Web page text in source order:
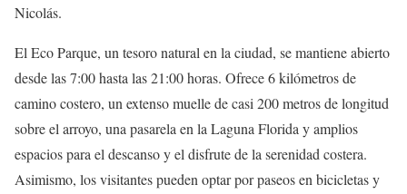
Nicolás.
El Eco Parque, un tesoro natural en la ciudad, se mantiene abierto
desde las 7:00 hasta las 21:00 horas. Ofrece 6 kilómetros de
camino costero, un extenso muelle de casi 200 metros de longitud
sobre el arroyo, una pasarela en la Laguna Florida y amplios
espacios para el descanso y el disfrute de la serenidad costera.
Asimismo, los visitantes pueden optar por paseos en bicicletas y